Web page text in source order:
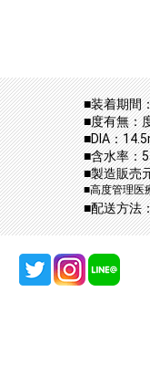
■装着期間
■度有無：
■DIA：
■含水率：
■製造販売
■高度管理医
■配送方法